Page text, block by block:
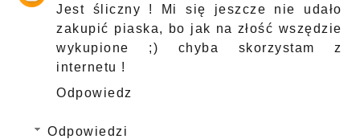
Jest śliczny ! Mi się jeszcze nie udało
zakupić piaska, bo jak na złość wszędzie
wykupione ;) chyba skorzystam z
internetu !
Odpowiedz
Odpowiedzi